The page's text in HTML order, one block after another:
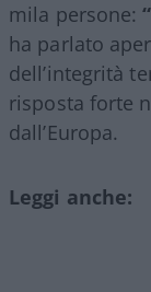
mila persone:
ha parlato
dell’integrità
risposta forte
dall’Europa.
Leggi anche: